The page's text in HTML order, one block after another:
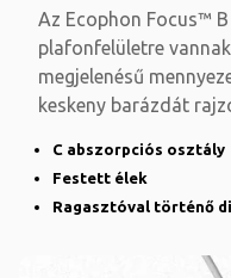
Az Ecophon Focus™
plafonfelületre
megjelenésű
keskeny barázdát
C abszorpciós osztály
Festett élek
Ragasztóval történő